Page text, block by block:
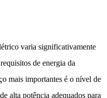
varia significativamente
de energia da
mais importantes é o nível de
alta potência adequados para